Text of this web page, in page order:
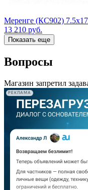
Меренге (КС902)
13 210 руб.
Показать еще
Вопросы
Магазин запретил
РЕКЛАМА